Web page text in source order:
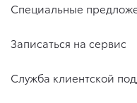
Специальные
Записаться на сервис
Служба клиентской